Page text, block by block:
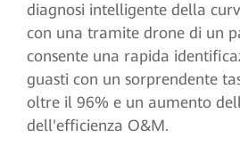
diagnosi intelligente della
con una tramite drone di un
consente una rapida
guasti con un sorprendente
oltre il 96% e un aumento
dell'efficienza O&M.